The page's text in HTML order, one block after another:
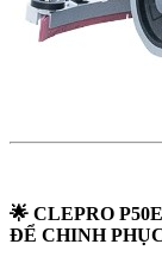
🌟 CLEPRO
ĐỂ CHINH